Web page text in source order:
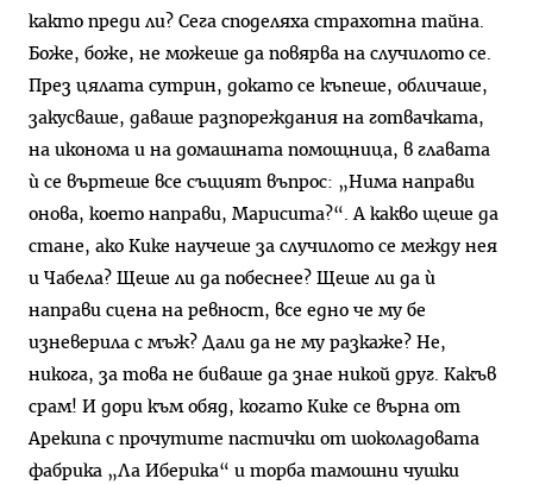
както преди ли? Сега споделяха страхотна тайна.
Боже, боже, не можеше да повярва на случилото се.
През цялата сутрин, докато се къпеше, обличаше,
закусваше, даваше разпореждания на готвачката,
на иконома и на домашната помощница, в главата
ѝ се въртеше все същият въпрос: „Нима направи
онова, което направи, Марисита?“. А какво щеше да
стане, ако Кике научеше за случилото се между нея
и Чабела? Щеше ли да побеснее? Щеше ли да ѝ
направи сцена на ревност, все едно че му бе
изневерила с мъж? Дали да не му разкаже? Не,
никога, за това не биваше да знае никой друг. Какъв
срам! И дори към обяд, когато Кике се върна от
Арекипа с прочутите пастички от шоколадовата
фабрика „Ла Иберика“ и торба тамошни чушки